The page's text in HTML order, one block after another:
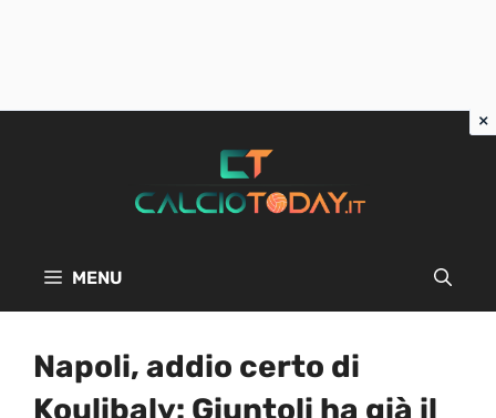
MENU
Napoli, addio certo di
Koulibaly: Giuntoli ha già il